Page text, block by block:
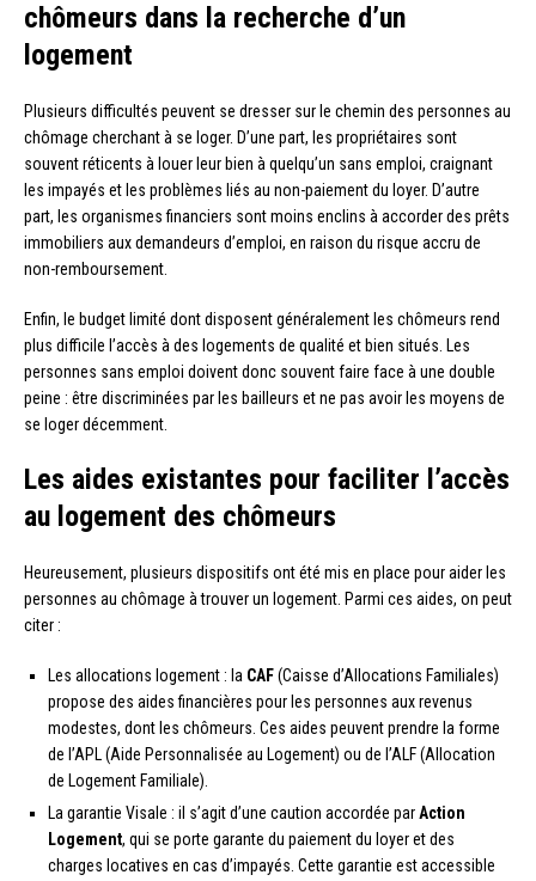
chômeurs dans la recherche d’un
logement
Plusieurs difficultés peuvent se dresser sur le chemin des personnes au
chômage cherchant à se loger. D’une part, les propriétaires sont
souvent réticents à louer leur bien à quelqu’un sans emploi, craignant
les impayés et les problèmes liés au non-paiement du loyer. D’autre
part, les organismes financiers sont moins enclins à accorder des prêts
immobiliers aux demandeurs d’emploi, en raison du risque accru de
non-remboursement.
Enfin, le budget limité dont disposent généralement les chômeurs rend
plus difficile l’accès à des logements de qualité et bien situés. Les
personnes sans emploi doivent donc souvent faire face à une double
peine : être discriminées par les bailleurs et ne pas avoir les moyens de
se loger décemment.
Les aides existantes pour faciliter l’accès
au logement des chômeurs
Heureusement, plusieurs dispositifs ont été mis en place pour aider les
personnes au chômage à trouver un logement. Parmi ces aides, on peut
citer :
Les allocations logement : la CAF(Caisse d’Allocations Familiales)
propose des aides financières pour les personnes aux revenus
modestes, dont les chômeurs. Ces aides peuvent prendre la forme
de l’APL (Aide Personnalisée au Logement) ou de l’ALF (Allocation
de Logement Familiale).
La garantie Visale : il s’agit d’une caution accordée parAction
Logement, qui se porte garante du paiement du loyer et des
charges locatives en cas d’impayés. Cette garantie est accessible